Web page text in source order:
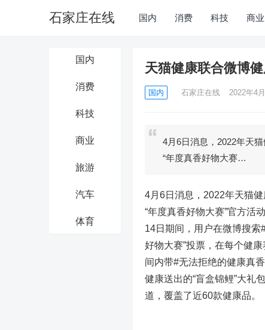
石家庄在线 国内 消费 科技 商业
国内
消费
科技
商业
旅游
汽车
体育
天猫健康联合微博
国内 石家庄在线 2022年4
4月6日消息，2022年天
“年度真香好物大赛…
4月6日消息，2022年天猫
“年度真香好物大赛”官方活
14日期间，用户在微博搜索
好物大赛”投票，在每个健
间内带#无法拒绝的健康真
健康送出的“盲盒锦鲤”大礼
道，覆盖了近60款健康品。